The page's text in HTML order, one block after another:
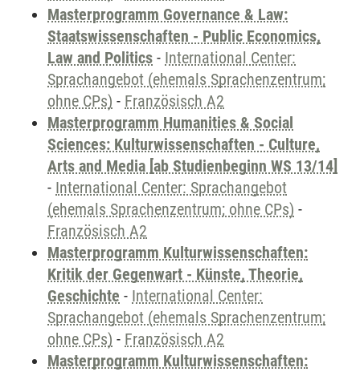
Masterprogramm Governance & Law:
Staatswissenschaften - Public Economics,
Law and Politics - International Center:
Sprachangebot (ehemals Sprachenzentrum;
ohne CPs) - Französisch A2
Masterprogramm Humanities & Social
Sciences: Kulturwissenschaften - Culture,
Arts and Media [ab Studienbeginn WS 13/14]
- International Center: Sprachangebot
(ehemals Sprachenzentrum; ohne CPs) -
Französisch A2
Masterprogramm Kulturwissenschaften:
Kritik der Gegenwart - Künste, Theorie,
Geschichte - International Center:
Sprachangebot (ehemals Sprachenzentrum;
ohne CPs) - Französisch A2
Masterprogramm Kulturwissenschaften: